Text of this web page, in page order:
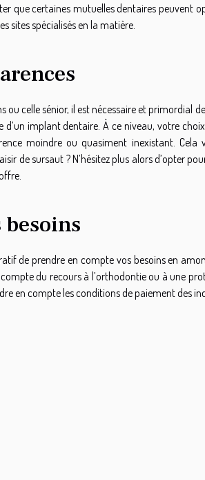
que certaines mutuelles dentaires peuvent
sites spécialisés en la matière.
ou celle sénior, il est nécessaire et primordial
d’un implant dentaire. À ce niveau, votre
moindre ou quasiment inexistant. Cela
de sursaut ? N’hésitez plus alors d’opter
besoins
de prendre en compte vos besoins en
du recours à l’orthodontie ou à une
en compte les conditions de paiement des